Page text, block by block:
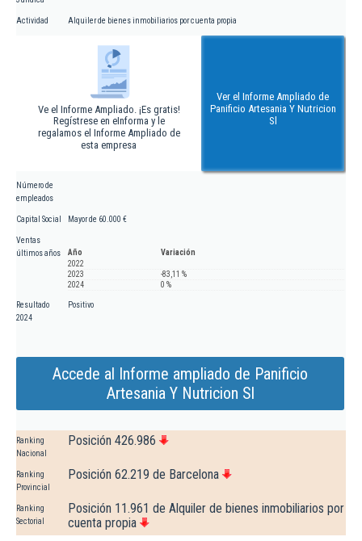
Actividad Alquiler de bienes inmobiliarios por cuenta propia
Ve el Informe Ampliado. ¡Es gratis!
Regístrese en eInforma y le
regalamos el Informe Ampliado de
esta empresa
Ver el Informe Ampliado de
Panificio Artesania Y Nutricion
Sl
Número de
empleados
Capital Social Mayor de 60.000 €
Ventas
últimos años
Año
Variación
2022
2023
-83,11 %
2024
0 %
Resultado
2024
Positivo
Accede al Informe ampliado de Panificio
Artesania Y Nutricion Sl
Ranking
Nacional
Posición 426.986
Ranking
Provincial
Posición 62.219 de Barcelona
Ranking
Sectorial
Posición 11.961 de Alquiler de bienes inmobiliarios por
cuenta propia